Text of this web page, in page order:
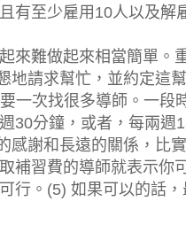
有至少雇用10人以及解
來難做起來相當簡單。
地請求幫忙，並約定這
一次找很多導師。一段
30分鐘，或者，每兩週
感謝和長遠的關係，比
補習費的導師就表示你
行。(5) 如果可以的話